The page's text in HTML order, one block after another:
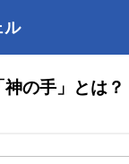
ル
神の手」とは？